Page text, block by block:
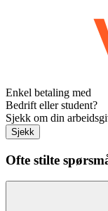
Enkel betaling med
Bedrift eller student?
Sjekk om din
Sjekk
Ofte stilte